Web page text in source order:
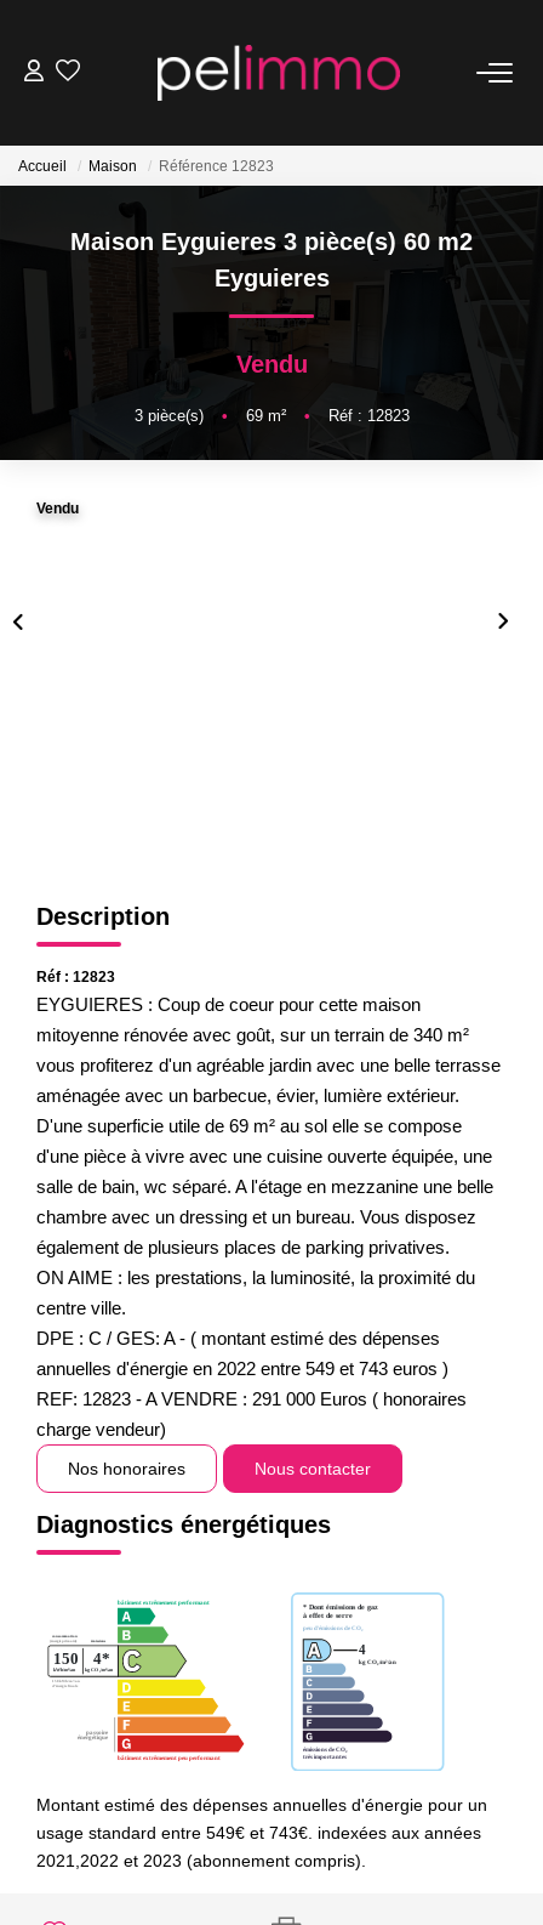
Belles Demeures
ESTIMATION
NOS SERVICES
Accueil Maison Référence 12823
Maison Eyguieres 3 pièce(s) 60 m2
Eyguieres
Vendu
3pièce(s) • 69m² • Réf : 12823
Vendu
Description
Réf : 12823
EYGUIERES : Coup de coeur pour cette maison
mitoyenne rénovée avec goût, sur un terrain de 340 m²
vous profiterez d'un agréable jardin avec une belle terrasse
aménagée avec un barbecue, évier, lumière extérieur.
D'une superficie utile de 69 m² au sol elle se compose
d'une pièce à vivre avec une cuisine ouverte équipée, une
salle de bain, wc séparé. A l'étage en mezzanine une belle
chambre avec un dressing et un bureau. Vous disposez
également de plusieurs places de parking privatives.
ON AIME : les prestations, la luminosité, la proximité du
centre ville.
DPE : C / GES: A - ( montant estimé des dépenses
annuelles d'énergie en 2022 entre 549 et 743 euros )
REF: 12823 - A VENDRE : 291 000 Euros ( honoraires
charge vendeur)
Nos honoraires Nous contacter
Diagnostics énergétiques
Montant estimé des dépenses annuelles d'énergie pour un
usage standard entre 549€ et 743€. indexées aux années
2021,2022 et 2023 (abonnement compris).